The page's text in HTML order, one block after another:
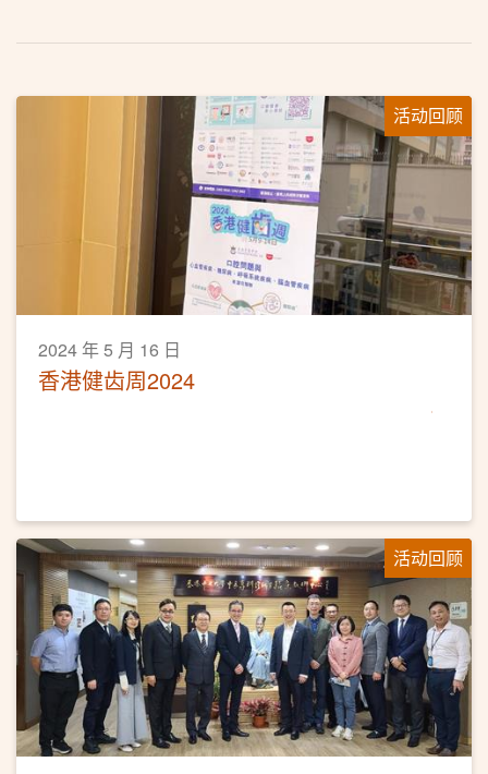
活动回顾
2024 年 5 月 16 日
香港健齿周2024
活动回顾